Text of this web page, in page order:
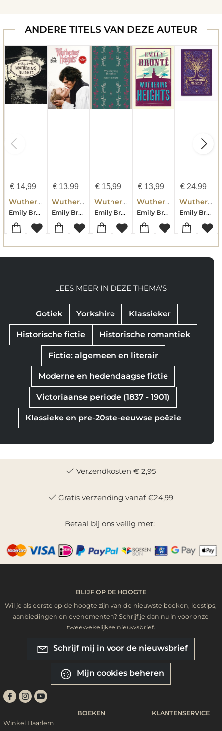
ANDERE TITELS VAN DEZE AUTEUR
€14,99
Wuthering Heights (Vintage Classics Bronte Series)
Emily Bronte
€13,99
Wuthering Heights
Emily Bronte
€ 15,99
Wuthering Heights
Emily Bronte
€ 13,99
Wuthering Heights
Emily Bronte
€ 24,99
Wuthering Heights
Emily Bronte
Gotiek Yorkshire Klassieker
Historische fictie Historische romantiek
Fictie: algemeen en literair
Moderne en hedendaagse fictie
Victoriaanse periode (1837 - 1901)
Klassieke en pre-20ste-eeuwse poëzie
LEES MEER IN DEZE THEMA'S
Verzendkosten € 2,95
Gratis verzending vanaf €24,99
Betaal bij ons veilig met:
BLIJF OP DE HOOGTE
Wil je als eerste op de hoogte zijn van de nieuwste boeken, leestips,
aanbiedingen en evenementen? Schrijf je dan nu in voor onze
tweewekelijkse nieuwsbrief.
Schrijf mij in voor de nieuwsbrief
Mijn cookies beheren
Winkel Haarlem
BOEKEN KLANTENSERVICE